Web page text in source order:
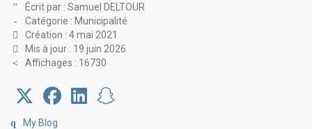
Écrit par : Samuel DELTOUR
Catégorie : Municipalité
Création : 4 mai 2021
Mis à jour : 19 juin 2026
Affichages : 16730
My Blog